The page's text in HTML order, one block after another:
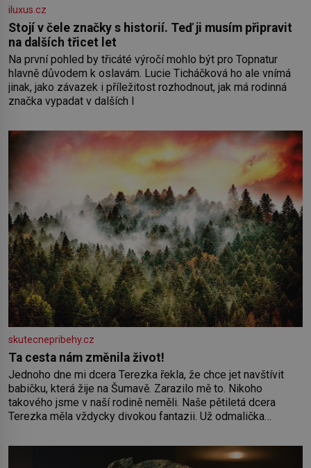
iluxus.cz
Stojí v čele značky s historií. Teď ji musím připravit
na dalších třicet let
Na první pohled by třicáté výročí mohlo být pro Topnatur
hlavně důvodem k oslavám. Lucie Ticháčková ho ale vnímá
jinak, jako závazek i příležitost rozhodnout, jak má rodinná
značka vypadat v dalších l
skutecnepribehy.cz
Ta cesta nám změnila život!
Jednoho dne mi dcera Terezka řekla, že chce jet navštívit
babičku, která žije na Šumavě. Zarazilo mě to. Nikoho
takového jsme v naší rodině neměli. Naše pětiletá dcera
Terezka měla vždycky divokou fantazii. Už odmalička
zdálo o jednorožcích, krásných princeznách, statečných
rytířích a létajících dracích.